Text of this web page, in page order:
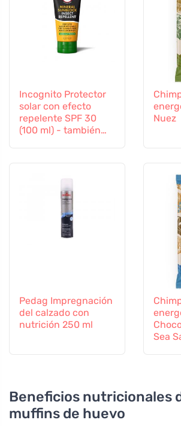
Incognito Protector
solar con efecto
repelente SPF 30
(100 ml) - también
Nuez
Pedag Impregnación
del calzado con
nutrición 250 ml
Sea
Beneficios nutricionales
muffins de huevo